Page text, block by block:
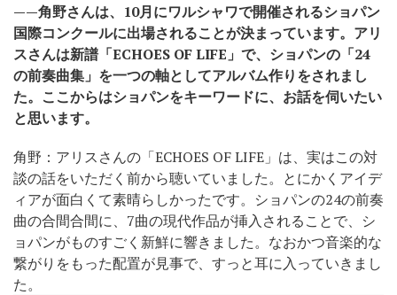
——角野さんは、10月にワルシャワで開催されるショパン
国際コンクールに出場されることが決まっています。アリ
スさんは新譜「ECHOES OF LIFE」で、ショパンの「24
の前奏曲集」を一つの軸としてアルバム作りをされまし
た。ここからはショパンをキーワードに、お話を伺いたい
と思います。
角野：アリスさんの「ECHOES OF LIFE」は、実はこの対
談の話をいただく前から聴いていました。とにかくアイデ
ィアが面白くて素晴らしかったです。ショパンの24の前奏
曲の合間合間に、7曲の現代作品が挿入されることで、シ
ョパンがものすごく新鮮に響きました。なおかつ音楽的な
繋がりをもった配置が見事で、すっと耳に入っていきまし
た。